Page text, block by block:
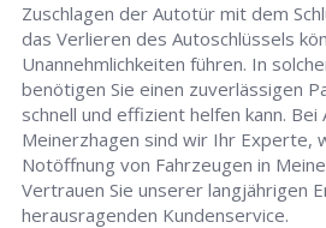
Zuschlagen der Autotür mit dem
das Verlieren des Autoschlüssels
Unannehmlichkeiten führen. In
benötigen Sie einen zuverlässigen
schnell und effizient helfen kann. Bei
Meinerzhagen sind wir Ihr Experte,
Notöffnung von Fahrzeugen in
Vertrauen Sie unserer langjährigen
herausragenden Kundenservice.